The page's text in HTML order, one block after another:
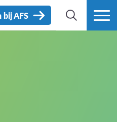
ZOEK MEER
bij AFS